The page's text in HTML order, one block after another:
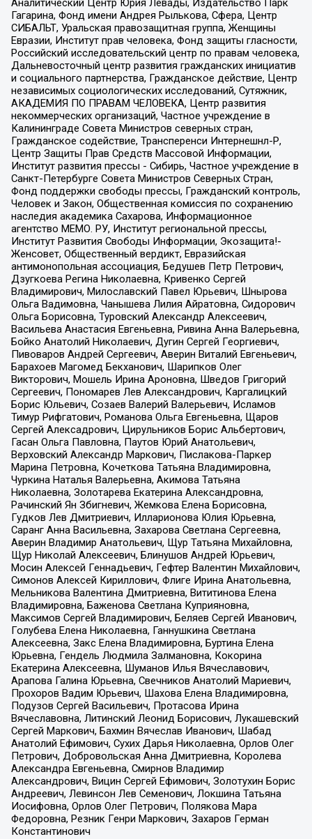
Аналитический Центр Юрия Левады, Издательство Парк
Гагарина, Фонд имени Андрея Рылькова, Сфера, Центр
СИБАЛЬТ, Уральская правозащитная группа, Женщины
Евразии, Институт прав человека, Фонд защиты гласности,
Российский исследовательский центр по правам человека,
Дальневосточный центр развития гражданских инициатив
и социального партнерства, Гражданское действие, Центр
независимых социологических исследований, Сутяжник,
АКАДЕМИЯ ПО ПРАВАМ ЧЕЛОВЕКА, Центр развития
некоммерческих организаций, Частное учреждение в
Калининграде Совета Министров северных стран,
Гражданское содействие, Трансперенси Интернешнл-Р,
Центр Защиты Прав Средств Массовой Информации,
Институт развития прессы - Сибирь, Частное учреждение в
Санкт-Петербурге Совета Министров Северных Стран,
Фонд поддержки свободы прессы, Гражданский контроль,
Человек и Закон, Общественная комиссия по сохранению
наследия академика Сахарова, Информационное
агентство МЕМО. РУ, Институт региональной прессы,
Институт Развития Свободы Информации, Экозащита!-
Женсовет, Общественный вердикт, Евразийская
антимонопольная ассоциация, Бедушев Петр Петрович,
Дзугкоева Регина Николаевна, Кривенко Сергей
Владимирович, Милославский Павел Юрьевич, Шнырова
Ольга Вадимовна, Чанышева Лилия Айратовна, Сидорович
Ольга Борисовна, Туровский Александр Алексеевич,
Васильева Анастасия Евгеньевна, Ривина Анна Валерьевна,
Бойко Анатолий Николаевич, Дугин Сергей Георгиевич,
Пивоваров Андрей Сергеевич, Аверин Виталий Евгеньевич,
Барахоев Магомед Бекханович, Шарипков Олег
Викторович, Мошель Ирина Ароновна, Шведов Григорий
Сергеевич, Пономарев Лев Александрович, Каргалицкий
Борис Юльевич, Созаев Валерий Валерьевич, Исламов
Тимур Рифгатович, Романова Ольга Евгеньевна, Щаров
Сергей Алексадрович, Цирульников Борис Альбертович,
Гасан Ольга Павловна, Паутов Юрий Анатольевич,
Верховский Александр Маркович, Пислакова-Паркер
Марина Петровна, Кочеткова Татьяна Владимировна,
Чуркина Наталья Валерьевна, Акимова Татьяна
Николаевна, Золотарева Екатерина Александровна,
Рачинский Ян Збигневич, Жемкова Елена Борисовна,
Гудков Лев Дмитриевич, Илларионова Юлия Юрьевна,
Саранг Анна Васильевна, Захарова Светлана Сергеевна,
Аверин Владимир Анатольевич, Щур Татьяна Михайловна,
Щур Николай Алексеевич, Блинушов Андрей Юрьевич,
Мосин Алексей Геннадьевич, Гефтер Валентин Михайлович,
Симонов Алексей Кириллович, Флиге Ирина Анатольевна,
Мельникова Валентина Дмитриевна, Вититинова Елена
Владимировна, Баженова Светлана Куприяновна,
Максимов Сергей Владимирович, Беляев Сергей Иванович,
Голубева Елена Николаевна, Ганнушкина Светлана
Алексеевна, Закс Елена Владимировна, Буртина Елена
Юрьевна, Гендель Людмила Залмановна, Кокорина
Екатерина Алексеевна, Шуманов Илья Вячеславович,
Арапова Галина Юрьевна, Свечников Анатолий Мариевич,
Прохоров Вадим Юрьевич, Шахова Елена Владимировна,
Подузов Сергей Васильевич, Протасова Ирина
Вячеславовна, Литинский Леонид Борисович, Лукашевский
Сергей Маркович, Бахмин Вячеслав Иванович, Шабад
Анатолий Ефимович, Сухих Дарья Николаевна, Орлов Олег
Петрович, Добровольская Анна Дмитриевна, Королева
Александра Евгеньевна, Смирнов Владимир
Александрович, Вицин Сергей Ефимович, Золотухин Борис
Андреевич, Левинсон Лев Семенович, Локшина Татьяна
Иосифовна, Орлов Олег Петрович, Полякова Мара
Федоровна, Резник Генри Маркович, Захаров Герман
Константинович